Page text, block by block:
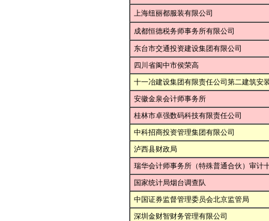
上海纽丽都服装有限公司
成都恒德税务师事务所有限公司
东台市交通投资建设集团有限公司
四川省阆中市侯荣高
十一冶建设集团有限责任公司第二建筑安
安徽金泉会计师事务所
桂林市卓强数码科技有限责任公司
中科招商投资管理集团有限公司
泸西县财政局
瑞华会计师事务所（特殊普通合伙）审计
国家统计局烟台调查队
中国证券监督管理委员会北京监管局
深圳金财智财务管理有限公司